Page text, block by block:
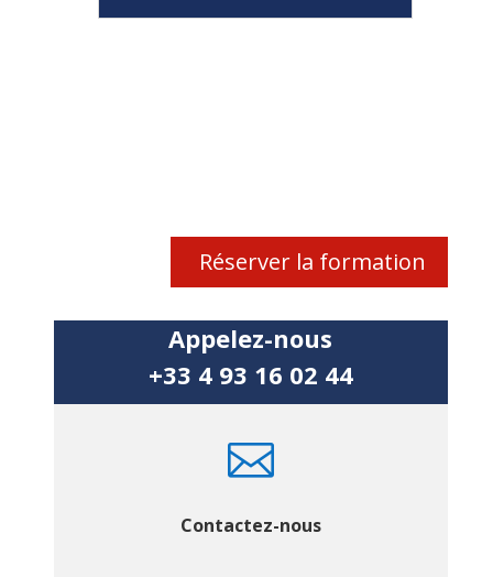
Réserver la formation
Appelez-nous
+33 4 93 16 02 44

Contactez-nous